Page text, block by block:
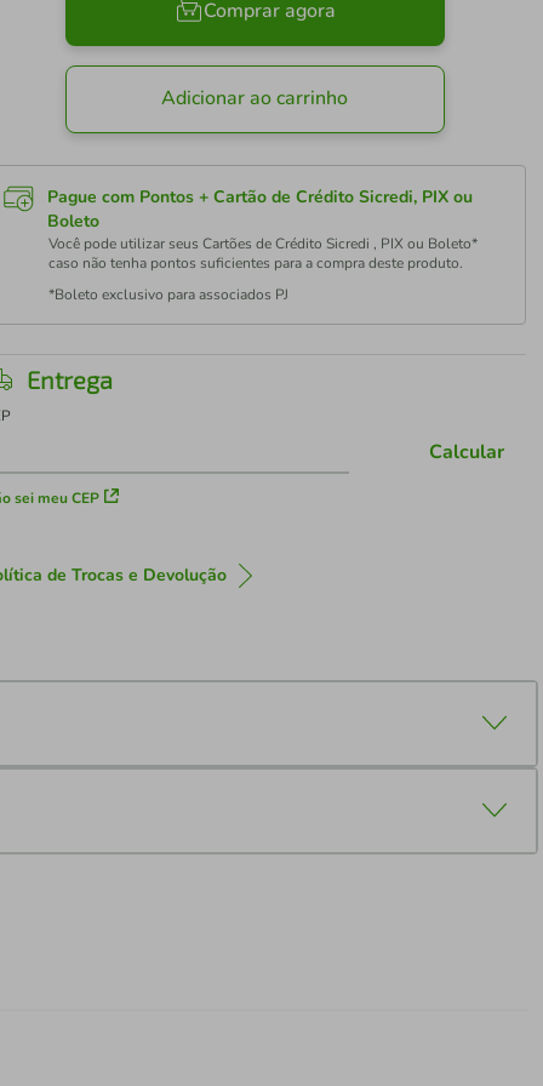
Comprar agora
Adicionar ao carrinho
Pague com Pontos + Cartão de Crédito Sicredi, PIX ou
Boleto
Você pode utilizar seus Cartões de Crédito Sicredi , PIX ou Boleto*
caso não tenha pontos suficientes para a compra deste produto.
*Boleto exclusivo para associados PJ
Entrega
sei meu CEP
Calcular
de Trocas e Devolução